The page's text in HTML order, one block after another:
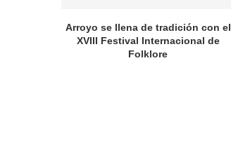
Arroyo se llena de tradición con el
XVIII Festival Internacional de
Folklore